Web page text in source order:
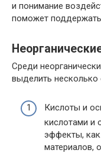
и понимание
поможет
Среди
выделить несколько
Кислоты и
кислотами и
эффекты,
материалов,